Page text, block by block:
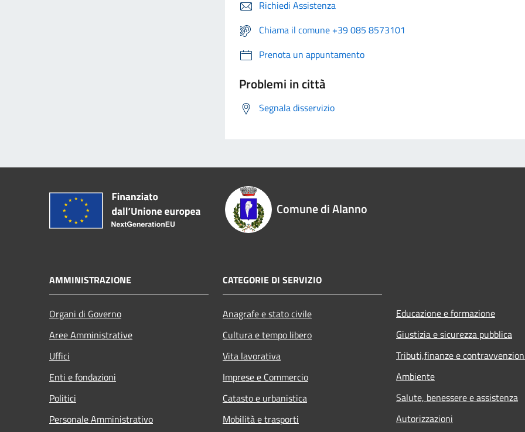
Richiedi Assistenza
Chiama il comune +39 085 8573101
Prenota un appuntamento
Problemi in città
Segnala disservizio
Comune di Alanno
AMMINISTRAZIONE
Organi di Governo
Aree Amministrative
Uffici
Enti e fondazioni
Politici
Personale Amministrativo
CATEGORIE DI SERVIZIO
Anagrafe e stato civile
Cultura e tempo libero
Vita lavorativa
Imprese e Commercio
Catasto e urbanistica
Mobilità e trasporti
Educazione e formazione
Giustizia e sicurezza pubblica
Tributi,finanze e
Ambiente
Salute, benessere e assistenza
Autorizzazioni